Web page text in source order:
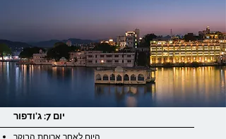
יום 7: ג'ודפור